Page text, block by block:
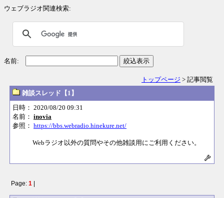
ウェブラジオ関連検索:
名前: 絞込表示
トップページ > 記事閲覧
雑談スレッド【1】
日時： 2020/08/20 09:31
名前： inovia
参照： https://bbs.webradio.hinekure.net/
Webラジオ以外の質問やその他雑談用にご利用ください。
Page: 1